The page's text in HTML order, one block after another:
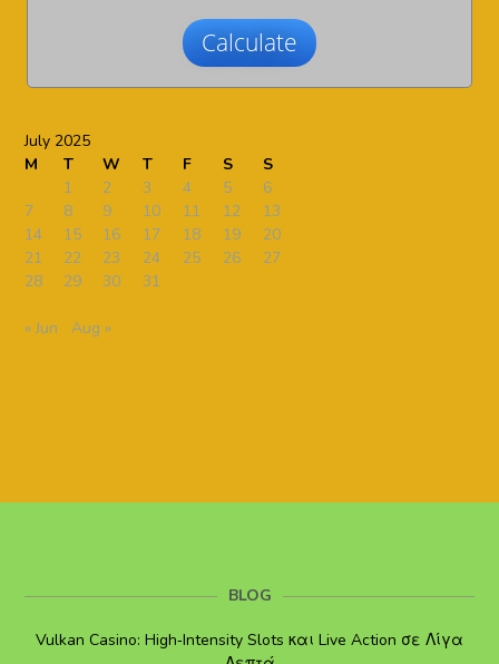
Calculate
July 2025
M
T W T F S
S
1
2 3 4 5
6
7
8 9 10 11 12
13
14
15 16 17 18 19
20
21
22 23 24 25 26
27
28
29 30 31
« Jun Aug »
BLOG
Vulkan Casino: High‑Intensity Slots και Live Action σε Λίγα